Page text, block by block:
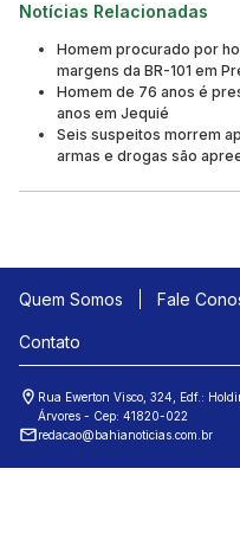
Notícias Relacionadas
Homem procurado por
margens da BR-101 em
Homem de 76 anos é
anos em Jequié
Seis suspeitos morrem
armas e drogas são
Quem Somos Fale
Contato
Rua Ewerton Visco, 324, Edf.:
Árvores - Cep: 41820-022
redacao@bahianoticias.com.br